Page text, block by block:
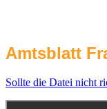
Amtsblatt
Sollte die Datei nicht